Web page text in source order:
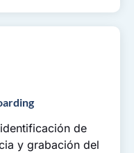
de
y grabación del